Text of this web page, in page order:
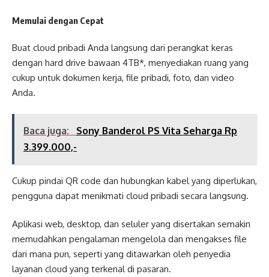
Memulai dengan Cepat
Buat cloud pribadi Anda langsung dari perangkat keras
dengan hard drive bawaan 4TB*, menyediakan ruang yang
cukup untuk dokumen kerja, file pribadi, foto, dan video
Anda.
Baca juga:
Sony Banderol PS Vita Seharga Rp
3.399.000,-
Cukup pindai QR code dan hubungkan kabel yang diperlukan,
pengguna dapat menikmati cloud pribadi secara langsung.
Aplikasi web, desktop, dan seluler yang disertakan semakin
memudahkan pengalaman mengelola dan mengakses file
dari mana pun, seperti yang ditawarkan oleh penyedia
layanan cloud yang terkenal di pasaran.